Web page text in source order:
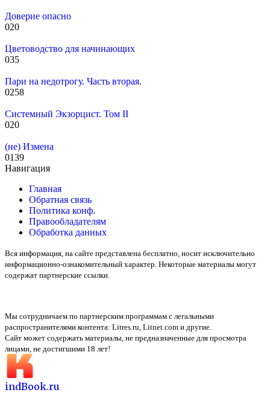
Доверие опасно
020
Цветоводство для начинающих
035
Пари на недотрогу. Часть вторая.
0258
Системный Экзорцист. Том II
020
(не) Измена
0139
Навигация
Главная
Обратная связь
Политика конф.
Правообладателям
Обработка данных
Вся информация, на сайте представлена бесплатно, носит исключительно
информационно-ознакомительный характер. Некоторые материалы могут
содержат партнерские ссылки.
Мы сотрудничаем по партнерским программам с легальными
распространителями контента: Litres.ru, Litnet.com и другие.
Сайт может содержать материалы, не предназначенные для просмотра
лицами, не достигшими 18 лет!
indBook.ru